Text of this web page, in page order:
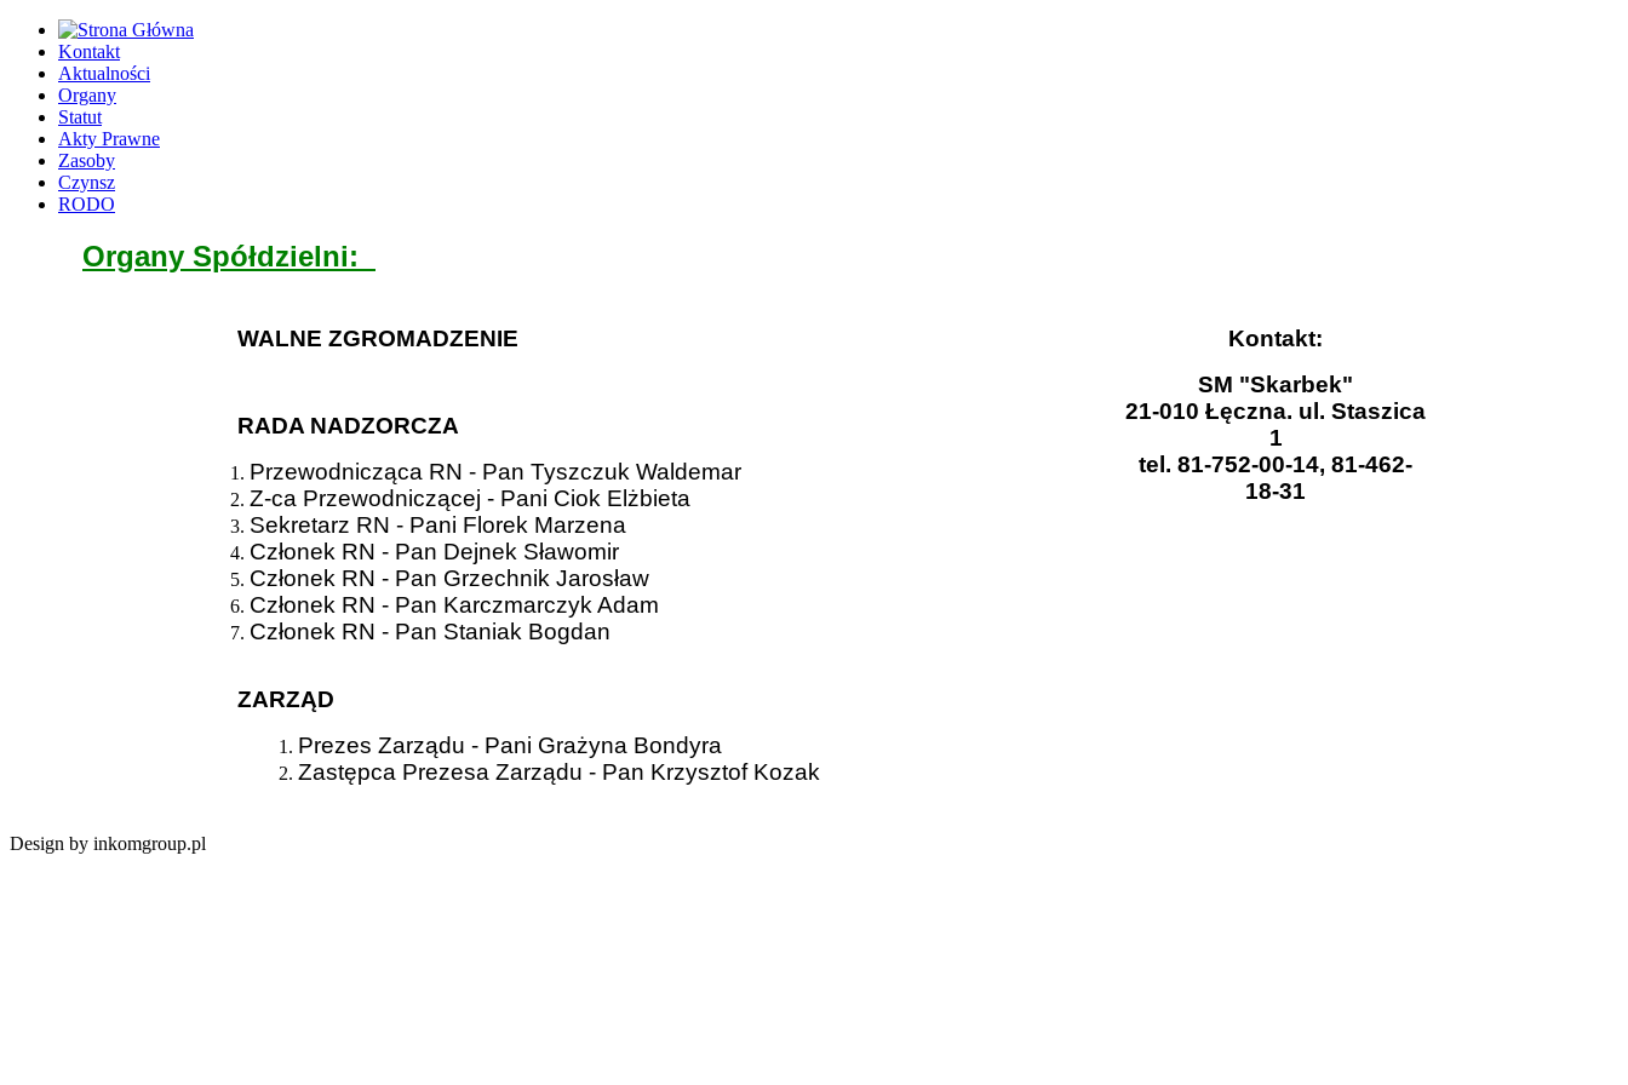
Kontakt
Aktualności
Organy
Statut
Akty Prawne
Zasoby
Czynsz
RODO
Organy Spółdzielni:
WALNE ZGROMADZENIE
RADA NADZORCZA
Przewodnicząca RN - Pan Tyszczuk Waldemar
Z-ca Przewodniczącej - Pani Ciok Elżbieta
Sekretarz RN - Pani Florek Marzena
Członek RN - Pan Dejnek Sławomir
Członek RN - Pan Grzechnik Jarosław
Członek RN - Pan Karczmarczyk Adam
Członek RN - Pan Staniak Bogdan
ZARZĄD
Prezes Zarządu - Pani Grażyna Bondyra
Zastępca Prezesa Zarządu - Pan Krzysztof Kozak
Kontakt:
SM "Skarbek"
21-010 Łęczna. ul. Staszica
1
tel. 81-752-00-14, 81-462-
18-31
Design by inkomgroup.pl